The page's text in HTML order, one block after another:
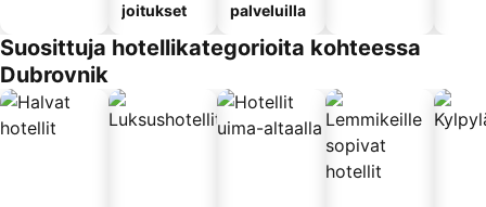
joitukset
palveluilla
Suosittuja hotellikategorioita kohteessa
Dubrovnik